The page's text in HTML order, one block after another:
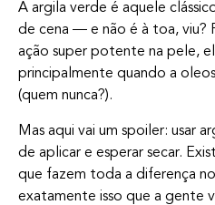
A argila verde é aquele
de cena — e não é à toa, viu?
ação super potente na pele,
principalmente quando a
(quem nunca?).
Mas aqui vai um spoiler: usar
de aplicar e esperar secar.
que fazem toda a diferença
exatamente isso que a gente